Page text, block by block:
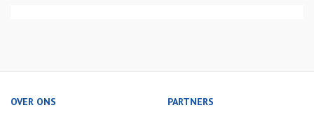
OVER ONS PARTNERS